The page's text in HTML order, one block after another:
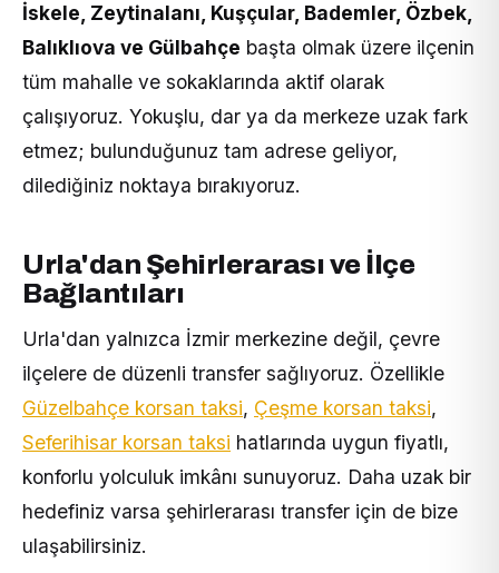
İskele, Zeytinalanı, Kuşçular, Bademler, Özbek,
Balıklıova ve Gülbahçe başta olmak üzere ilçenin
tüm mahalle ve sokaklarında aktif olarak
çalışıyoruz. Yokuşlu, dar ya da merkeze uzak fark
etmez; bulunduğunuz tam adrese geliyor,
dilediğiniz noktaya bırakıyoruz.
Urla'dan Şehirlerarası ve İlçe
Bağlantıları
Urla'dan yalnızca İzmir merkezine değil, çevre
ilçelere de düzenli transfer sağlıyoruz. Özellikle
Güzelbahçe korsan taksi, Çeşme korsan taksi,
Seferihisar korsan taksi hatlarında uygun fiyatlı,
konforlu yolculuk imkânı sunuyoruz. Daha uzak bir
hedefiniz varsa şehirlerarası transfer için de bize
ulaşabilirsiniz.